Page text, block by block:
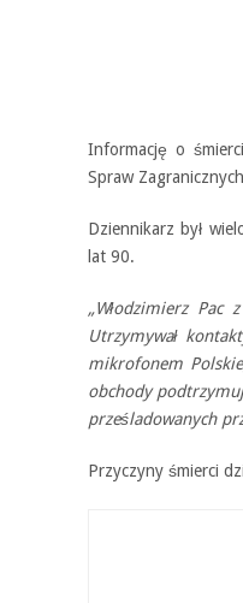
Informację o
Spraw
Dziennikarz był
lat 90.
„Włodzimierz Pac
Utrzymywał
mikrofonem
obchody
prześladowanych
Przyczyny śmierci